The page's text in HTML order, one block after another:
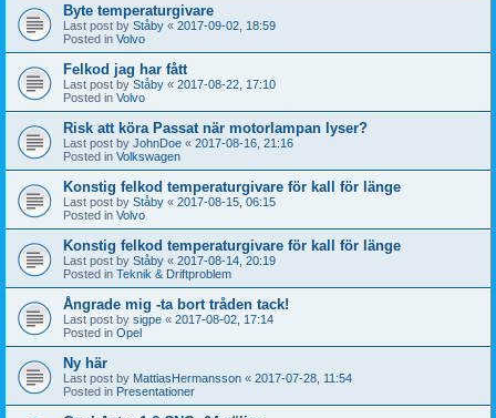
Byte temperaturgivare
Last post by Ståby « 2017-09-02, 18:59
Posted in Volvo
Felkod jag har fått
Last post by Ståby « 2017-08-22, 17:10
Posted in Volvo
Risk att köra Passat när motorlampan lyser?
Last post by JohnDoe « 2017-08-16, 21:16
Posted in Volkswagen
Konstig felkod temperaturgivare för kall för länge
Last post by Ståby « 2017-08-15, 06:15
Posted in Volvo
Konstig felkod temperaturgivare för kall för länge
Last post by Ståby « 2017-08-14, 20:19
Posted in Teknik & Driftproblem
Ångrade mig -ta bort tråden tack!
Last post by sigpe « 2017-08-02, 17:14
Posted in Opel
Ny här
Last post by MattiasHermansson « 2017-07-28, 11:54
Posted in Presentationer